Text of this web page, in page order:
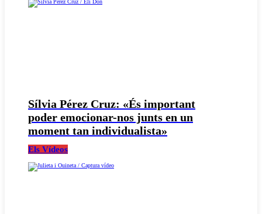
Sílvia Pérez Cruz: «És important
poder emocionar-nos junts en un
moment tan individualista»
Els Vídeos